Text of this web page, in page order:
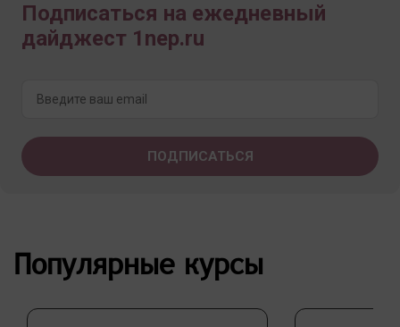
Подписаться на ежедневный
дайджест 1nep.ru
Популярные курсы